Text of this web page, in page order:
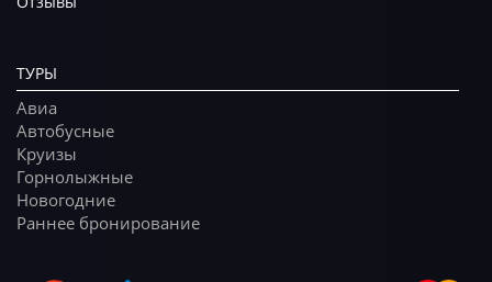
ТУРЫ
Авиа
Автобусные
Круизы
Горнолыжные
Новогодние
Раннее бронирование